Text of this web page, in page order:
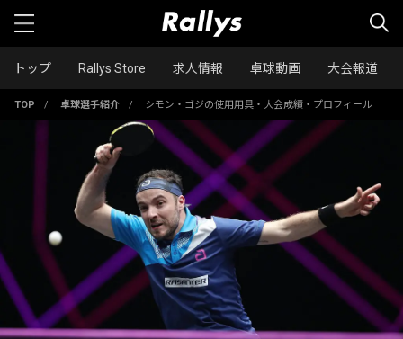
トップ Rallys Store 求人情報 卓球動画 大会報道
TOP / 卓球選手紹介 / シモン・ゴジの使用用具・大会成績・プロフィール